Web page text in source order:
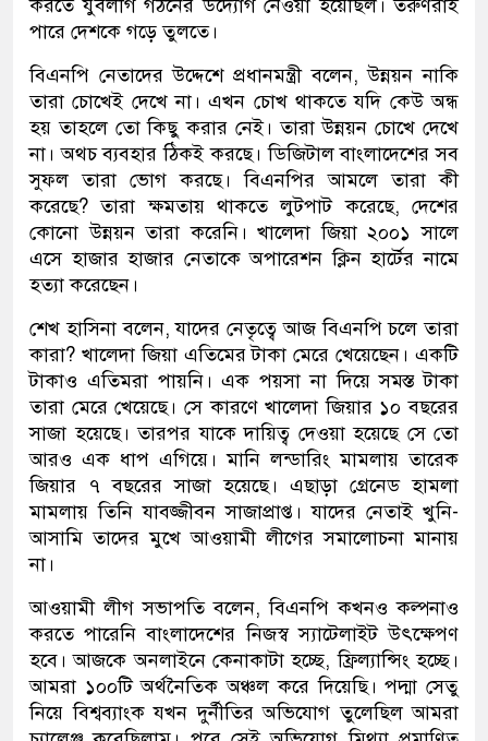
করতে যুবলীগ গঠনের উদ্যোগ নেওয়া হয়েছিল। তরুণরাই
পারে দেশকে গড়ে তুলতে।
বিএনপি নেতাদের উদ্দেশে প্রধানমন্ত্রী বলেন, উন্নয়ন নাকি
তারা চোখেই দেখে না। এখন চোখ থাকতে যদি কেউ অন্ধ
হয় তাহলে তো কিছু করার নেই। তারা উন্নয়ন চোখে দেখে
না। অথচ ব্যবহার ঠিকই করছে। ডিজিটাল বাংলাদেশের সব
সুফল তারা ভোগ করছে। বিএনপির আমলে তারা কী
করেছে? তারা ক্ষমতায় থাকতে লুটপাট করেছে, দেশের
কোনো উন্নয়ন তারা করেনি। খালেদা জিয়া ২০০১ সালে
এসে হাজার হাজার নেতাকে অপারেশন ক্লিন হার্টের নামে
হত্যা করেছেন।
শেখ হাসিনা বলেন, যাদের নেতৃত্বে আজ বিএনপি চলে তারা
কারা? খালেদা জিয়া এতিমের টাকা মেরে খেয়েছেন। একটি
টাকাও এতিমরা পায়নি। এক পয়সা না দিয়ে সমস্ত টাকা
তারা মেরে খেয়েছে। সে কারণে খালেদা জিয়ার ১০ বছরের
সাজা হয়েছে। তারপর যাকে দায়িত্ব দেওয়া হয়েছে সে তো
আরও এক ধাপ এগিয়ে। মানি লন্ডারিং মামলায় তারেক
জিয়ার ৭ বছরের সাজা হয়েছে। এছাড়া গ্রেনেড হামলা
মামলায় তিনি যাবজ্জীবন সাজাপ্রাপ্ত। যাদের নেতাই খুনি-
আসামি তাদের মুখে আওয়ামী লীগের সমালোচনা মানায়
না।
আওয়ামী লীগ সভাপতি বলেন, বিএনপি কখনও কল্পনাও
করতে পারেনি বাংলাদেশের নিজস্ব স্যাটেলাইট উৎক্ষেপণ
হবে। আজকে অনলাইনে কেনাকাটা হচ্ছে, ফ্রিল্যান্সিং হচ্ছে।
আমরা ১০০টি অর্থনৈতিক অঞ্চল করে দিয়েছি। পদ্মা সেতু
নিয়ে বিশ্বব্যাংক যখন দুর্নীতির অভিযোগ তুলেছিল আমরা